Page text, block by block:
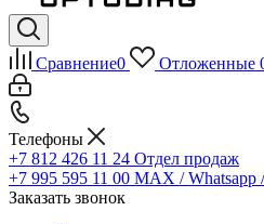
Сравнение0 Отложенные
Телефоны
+7 812 426 11 24 Отдел продаж
+7 995 595 11 00 MAX / Whatsapp
Заказать звонок